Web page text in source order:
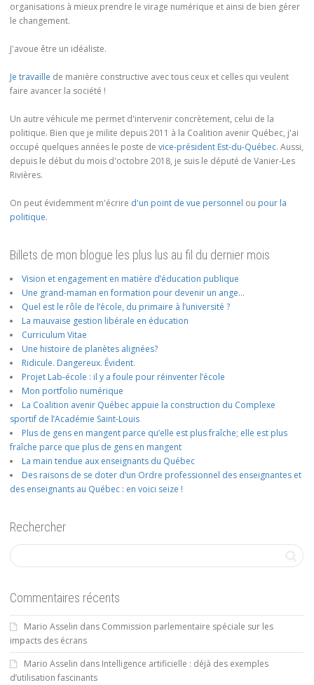
organisations à mieux prendre le virage numérique et ainsi de bien gérer
le changement.
J'avoue être un idéaliste.
Je travaille de manière constructive avec tous ceux et celles qui veulent
faire avancer la société !
Un autre véhicule me permet d'intervenir concrètement, celui de la
politique. Bien que je milite depuis 2011 à la Coalition avenir Québec, j'ai
occupé quelques années le poste de vice-président Est-du-Québec. Aussi,
depuis le début du mois d'octobre 2018, je suis le député de Vanier-Les
Rivières.
On peut évidemment m'écrire d'un point de vue personnel ou pour la
politique.
Billets de mon blogue les plus lus au fil du dernier mois
Vision et engagement en matière d’éducation publique
Une grand-maman en formation pour devenir un ange…
Quel est le rôle de l’école, du primaire à l’université ?
La mauvaise gestion libérale en éducation
Curriculum Vitae
Une histoire de planètes alignées?
Ridicule. Dangereux. Évident.
Projet Lab-école : il y a foule pour réinventer l’école
Mon portfolio numérique
La Coalition avenir Québec appuie la construction du Complexe
sportif de l’Académie Saint-Louis
Plus de gens en mangent parce qu’elle est plus fraîche; elle est plus
fraîche parce que plus de gens en mangent
La main tendue aux enseignants du Québec
Des raisons de se doter d’un Ordre professionnel des enseignantes et
des enseignants au Québec : en voici seize !
Rechercher
Commentaires récents
Mario Asselin dans Commission parlementaire spéciale sur les
impacts des écrans
Mario Asselin dans Intelligence artificielle : déjà des exemples
d’utilisation fascinants